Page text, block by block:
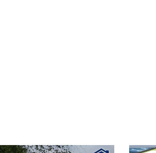
LINH PALM CITY - NÂNG TẦM